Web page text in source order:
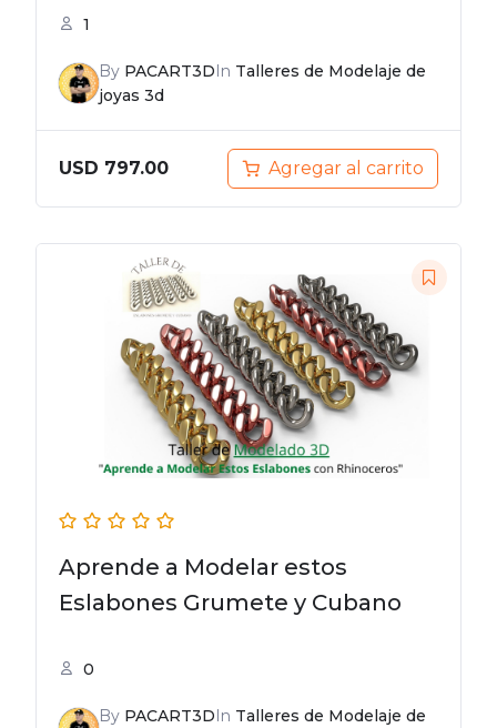
1
By PACART3DIn Talleres de Modelaje de
joyas 3d
USD 797.00 Agregar al carrito
Aprende a Modelar estos
Eslabones Grumete y Cubano
0
By PACART3D In Talleres de Modelaje de